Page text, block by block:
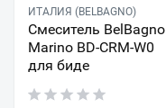
ИТАЛИЯ (BELBAGNO)
Смеситель BelBagno
Marino BD-CRM-W0
для биде